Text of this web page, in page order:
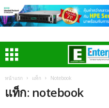
หน้าแรก แท็ก Notebook
แท็ก: notebook